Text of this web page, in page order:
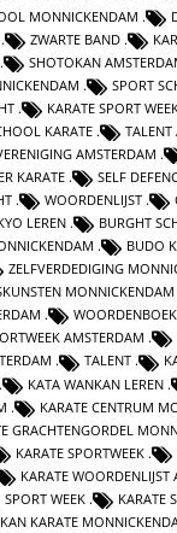
MONNICKENDAM
ZWARTE BAND
SHOTOKAN
SPORT
KARATE SPORT
KARATE TALENT
AMSTERDAM
KARATE SELF
WOORDENLIJST
LEREN BURGHT
BUDO
ZELFVERDEDIGING
MONNICKENDAM
WOORDENBOEK
AMSTERDAM
TALENT
KATA WANKAN LEREN
KARATE CENTRUM
GRACHTENGORDEL
KARATE SPORTWEEK
KARATE WOORDENLIJST
SPORT WEEK
KARATE
KARATE